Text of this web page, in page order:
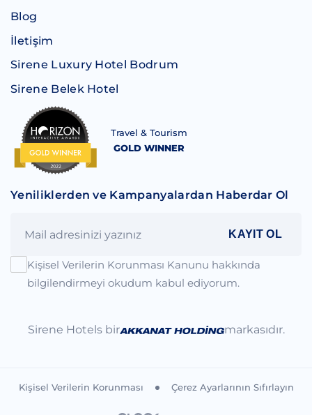
Blog
İletişim
Sirene Luxury Hotel Bodrum
Sirene Belek Hotel
Travel & Tourism
GOLD WINNER
Yeniliklerden ve Kampanyalardan Haberdar Ol
KAYIT OL
Kişisel Verilerin Korunması Kanunu hakkında
bilgilendirmeyi okudum kabul ediyorum.
Sirene Hotels bir markasıdır.
Kişisel Verilerin Korunması Çerez Ayarlarının Sıfırlayın